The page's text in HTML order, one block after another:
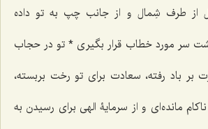
از طرف شِمال و از جانب چپ به تو داده
سر مورد خطاب قرار بگیری * تو در حجاب
بر باد رفته، سعادت برای تو رخت بربسته،
مانده‌ای و از سرمایۀ الهی برای رسیدن به